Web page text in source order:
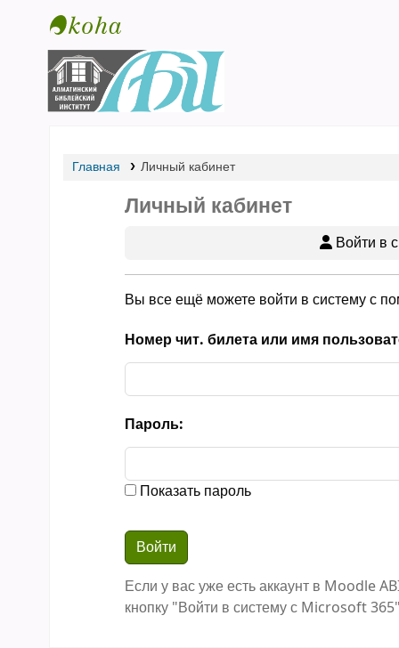
Библиотека АБИ
Главная Личный кабинет
Личный кабинет
Войти в
Вы все ещё можете войти в систему с
Номер чит. билета или имя
Пароль:
Показать пароль
Если у вас уже есть аккаунт в Moodle
кнопку "Войти в систему с Microsoft